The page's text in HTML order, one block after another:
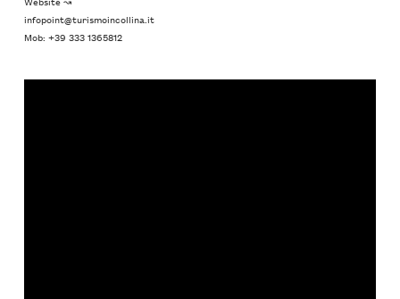
infopoint@turismoincollina.it
Mob: +39 333 1365812